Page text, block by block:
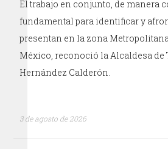
El trabajo en conjunto, de manera
fundamental para identificar y
presentan en la zona
México, reconoció la Alcaldesa de
Hernández Calderón.
3 de agosto de 2026